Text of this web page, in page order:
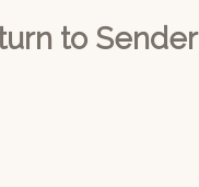
to Sender